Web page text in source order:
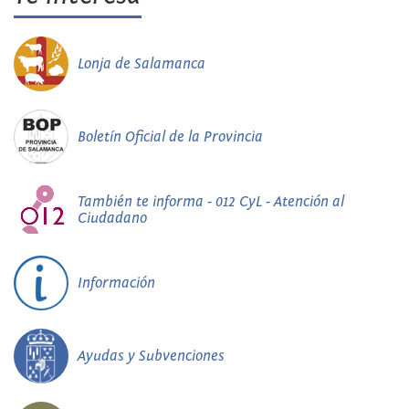
Lonja de Salamanca
Boletín Oficial de la Provincia
También te informa - 012 CyL - Atención al
Ciudadano
Información
Ayudas y Subvenciones